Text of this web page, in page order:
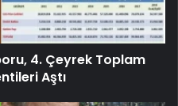
4. Çeyrek Toplam
Aştı